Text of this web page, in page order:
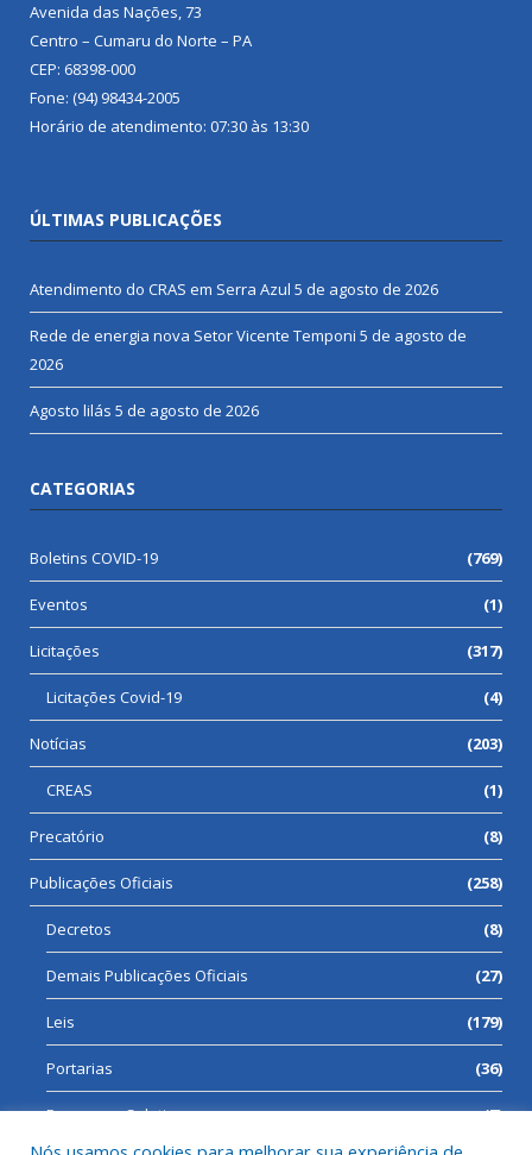
Avenida das Nações, 73
Centro – Cumaru do Norte – PA
CEP: 68398-000
Fone: (94) 98434-2005
Horário de atendimento: 07:30 às 13:30
ÚLTIMAS PUBLICAÇÕES
Atendimento do CRAS em Serra Azul 5 de agosto de 2026
Rede de energia nova Setor Vicente Temponi 5 de agosto de
2026
Agosto lilás 5 de agosto de 2026
CATEGORIAS
Boletins COVID-19 (769)
Eventos (1)
Licitações (317)
Licitações Covid-19 (4)
Notícias (203)
CREAS (1)
Precatório (8)
Publicações Oficiais (258)
Decretos (8)
Demais Publicações Oficiais (27)
Leis (179)
Portarias (36)
Processos Seletivos (7)